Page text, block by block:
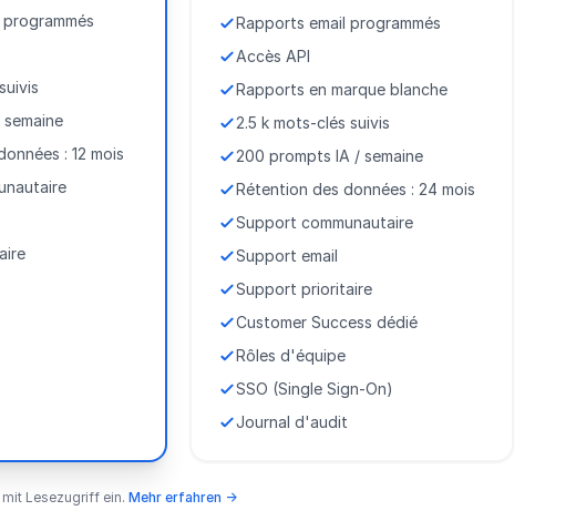
: 12 mois
Rapports email programmés
Accès API
Rapports en marque blanche
2.5 k mots-clés suivis
200 prompts IA / semaine
Rétention des données : 24 mois
Support communautaire
Support email
Support prioritaire
Customer Success dédié
Rôles d'équipe
SSO (Single Sign-On)
Journal d'audit
Lesezugriff ein. Mehr erfahren →